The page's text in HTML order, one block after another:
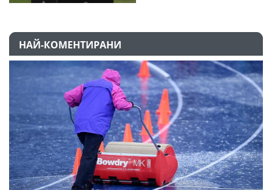
НАЙ-КОМЕНТИРАНИ